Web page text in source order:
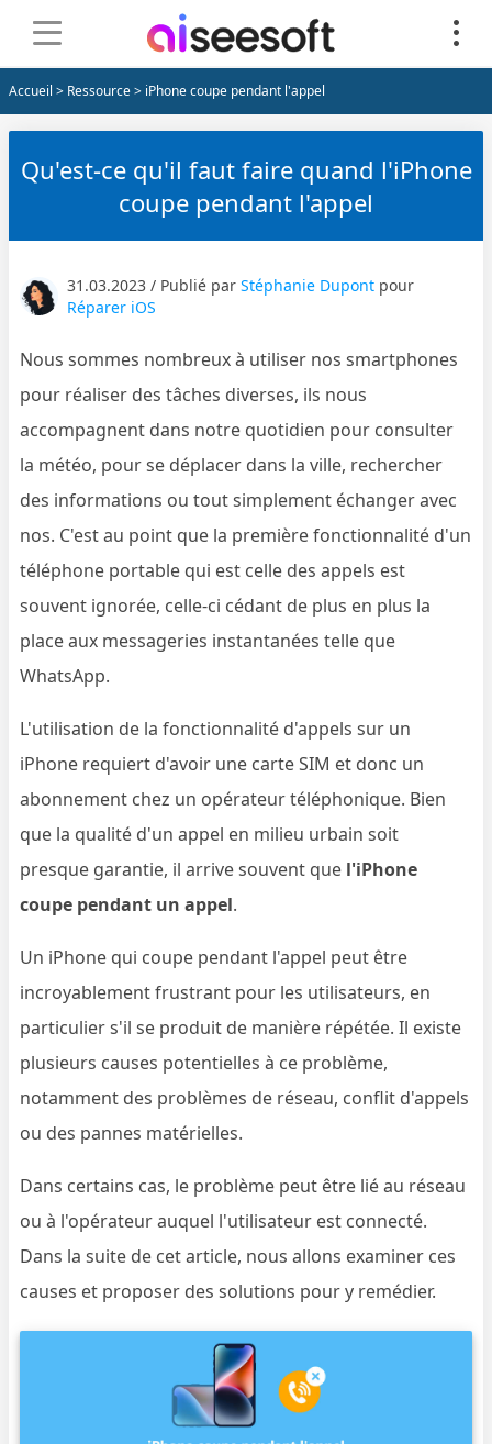
Accueil > Ressource> iPhone coupe pendant l'appel
Qu'est-ce qu'il faut faire quand l'iPhone
coupe pendant l'appel
31.03.2023 / Publié parStéphanie Dupont pour
Réparer iOS
Nous sommes nombreux à utiliser nos smartphones
pour réaliser des tâches diverses, ils nous
accompagnent dans notre quotidien pour consulter
la météo, pour se déplacer dans la ville, rechercher
des informations ou tout simplement échanger avec
nos. C'est au point que la première fonctionnalité d'un
téléphone portable qui est celle des appels est
souvent ignorée, celle-ci cédant de plus en plus la
place aux messageries instantanées telle que
WhatsApp.
L'utilisation de la fonctionnalité d'appels sur un
iPhone requiert d'avoir une carte SIM et donc un
abonnement chez un opérateur téléphonique. Bien
que la qualité d'un appel en milieu urbain soit
presque garantie, il arrive souvent que l'iPhone
coupe pendant un appel.
Un iPhone qui coupe pendant l'appel peut être
incroyablement frustrant pour les utilisateurs, en
particulier s'il se produit de manière répétée. Il existe
plusieurs causes potentielles à ce problème,
notamment des problèmes de réseau, conflit d'appels
ou des pannes matérielles.
Dans certains cas, le problème peut être lié au réseau
ou à l'opérateur auquel l'utilisateur est connecté.
Dans la suite de cet article, nous allons examiner ces
causes et proposer des solutions pour y remédier.